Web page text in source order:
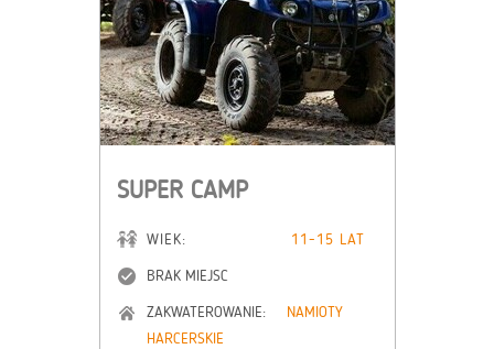
SUPER CAMP
WIEK:
11-15 LAT
BRAK MIEJSC
ZAKWATEROWANIE:
NAMIOTY
HARCERSKIE